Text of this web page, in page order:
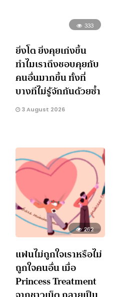
333
ยิ่งโต ยิ่งคุยเก่งขึ้น
ทำไมเราถึงชอบคุยกับ
คนอื่นมากขึ้น ทั้งที่
บางทีไม่รู้จักกันด้วยซ้ำ
3 August 2026
262
แฟนไม่ถูกใจเราหรือไม่
ถูกใจคนอื่น เมื่อ
Princess Treatment